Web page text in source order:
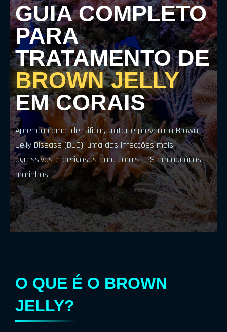
GUIA COMPLETO
PARA
TRATAMENTO DE
BROWN JELLY
EM CORAIS
Aprenda como identificar, tratar e prevenir a Brown
Jelly Disease (BJD), uma das infecções mais
agressivas e perigosas para corais LPS em aquários
marinhos.
O QUE É O BROWN
JELLY?